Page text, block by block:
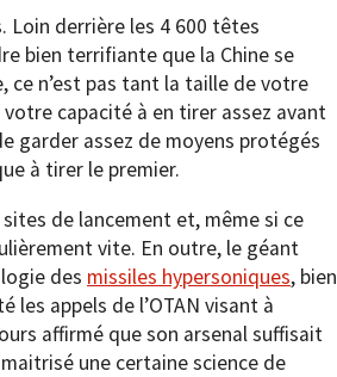
Loin derrière les 4 600 têtes
bien terrifiante que la Chine se
ce n’est pas tant la taille de votre
capacité à en tirer assez avant
garder assez de moyens protégés
à tirer le premier.
de lancement et, même si ce
vite. En outre, le géant
des missiles hypersoniques, bien
appels de l’OTAN visant à
affirmé que son arsenal suffisait
une certaine science de